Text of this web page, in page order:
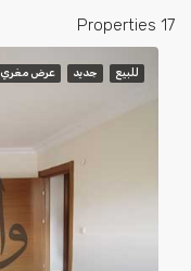
17 Properties
للبيع جديد عرض مغري